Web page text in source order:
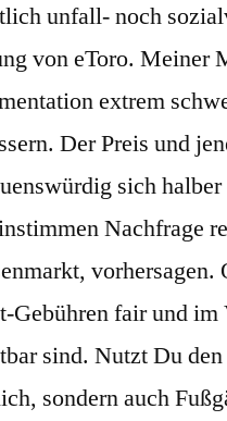
unfall- noch
von eToro. Meiner
extrem
Der Preis und
sich
Nachfrage
vorhersagen.
Gebühren fair und im
sind. Nutzt Du
sondern auch